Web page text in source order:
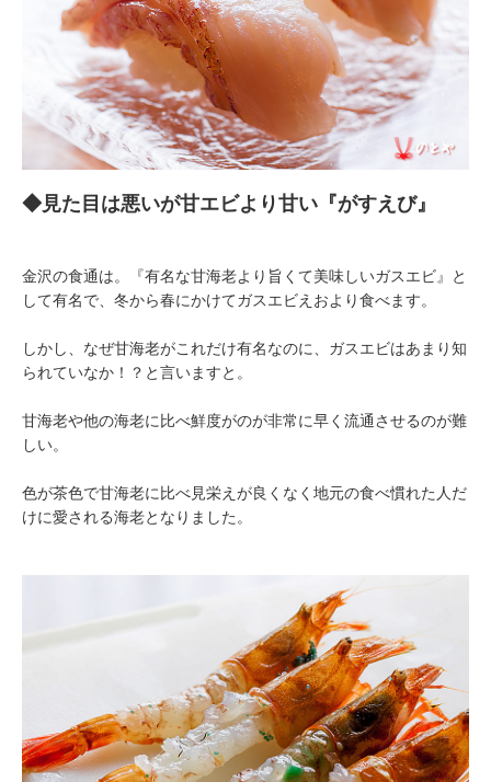
◆見た目は悪いが甘エビより甘い『がすえび』
金沢の食通は。『有名な甘海老より旨くて美味しいガスエビ』と
して有名で、冬から春にかけてガスエビえおより食べます。
しかし、なぜ甘海老がこれだけ有名なのに、ガスエビはあまり知
られていなか！？と言いますと。
甘海老や他の海老に比べ鮮度がのが非常に早く流通させるのが難
しい。
色が茶色で甘海老に比べ見栄えが良くなく地元の食べ慣れた人だ
けに愛される海老となりました。